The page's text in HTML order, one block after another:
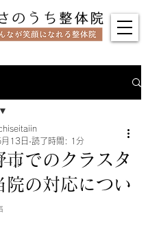
ール
市でのクラスタ
院の対応につい
13日 読了時間: 1分